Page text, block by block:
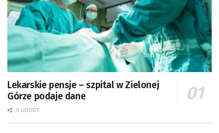
Lekarskie pensje – szpital w Zielonej
Górze podaje dane
0 UDOST.